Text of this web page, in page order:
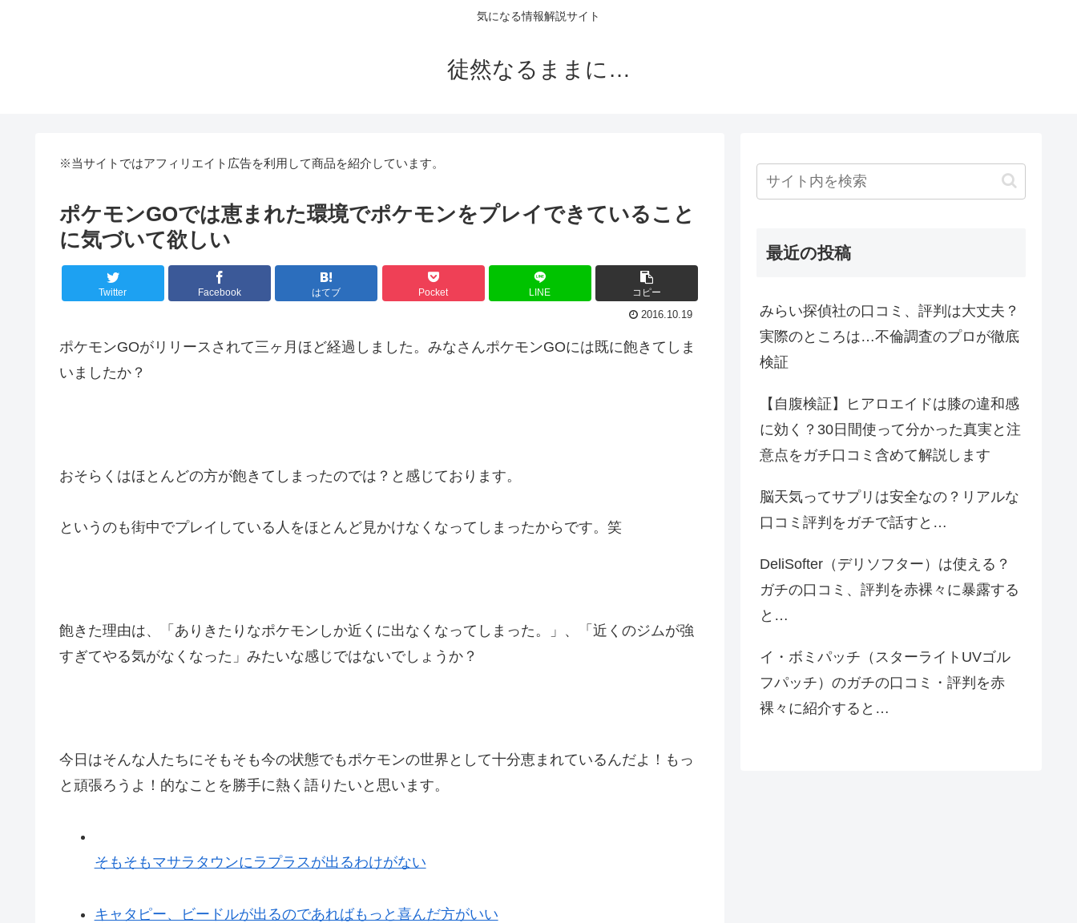
気になる情報解説サイト
徒然なるままに…
※当サイトではアフィリエイト広告を利用して商品を紹介しています。
ポケモンGOでは恵まれた環境でポケモンをプレイできていること
に気づいて欲しい
Twitter Facebook はてブ Pocket LINE コピー
2016.10.19
ポケモンGOがリリースされて三ヶ月ほど経過しました。みなさんポケモンGOには既に飽きてしま
いましたか？
おそらくはほとんどの方が飽きてしまったのでは？と感じております。
というのも街中でプレイしている人をほとんど見かけなくなってしまったからです。笑
飽きた理由は、「ありきたりなポケモンしか近くに出なくなってしまった。」、「近くのジムが強
すぎてやる気がなくなった」みたいな感じではないでしょうか？
今日はそんな人たちにそもそも今の状態でもポケモンの世界として十分恵まれているんだよ！もっ
と頑張ろうよ！的なことを勝手に熱く語りたいと思います。
そもそもマサラタウンにラプラスが出るわけがない
キャタピー、ビードルが出るのであればもっと喜んだ方がいい
最近の投稿
みらい探偵社の口コミ、評判は大丈夫？
実際のところは…不倫調査のプロが徹底
検証
【自腹検証】ヒアロエイドは膝の違和感
に効く？30日間使って分かった真実と注
意点をガチ口コミ含めて解説します
脳天気ってサプリは安全なの？リアルな
口コミ評判をガチで話すと…
DeliSofter（デリソフター）は使える？
ガチの口コミ、評判を赤裸々に暴露する
と…
イ・ボミパッチ（スターライトUVゴル
フパッチ）のガチの口コミ・評判を赤
裸々に紹介すると…